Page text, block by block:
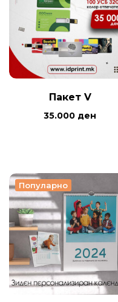
Пакет V
35.000 ден
Популарно